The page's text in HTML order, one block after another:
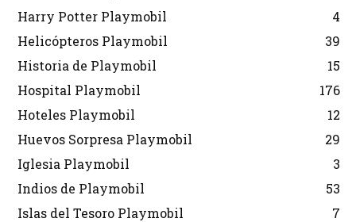
Harry Potter Playmobil
4
Helicópteros Playmobil
39
Historia de Playmobil
15
Hospital Playmobil
176
Hoteles Playmobil
12
Huevos Sorpresa Playmobil
29
Iglesia Playmobil
3
Indios de Playmobil
53
Islas del Tesoro Playmobil
7